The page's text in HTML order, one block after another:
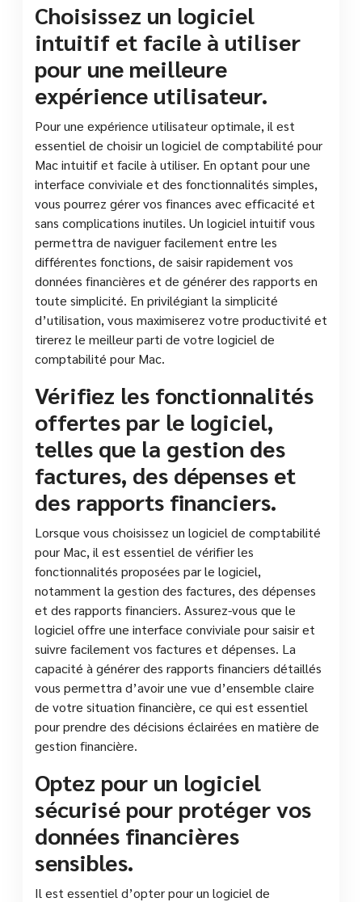
Choisissez un logiciel
intuitif et facile à utiliser
pour une meilleure
expérience utilisateur.
Pour une expérience utilisateur optimale, il est
essentiel de choisir un logiciel de comptabilité pour
Mac intuitif et facile à utiliser. En optant pour une
interface conviviale et des fonctionnalités simples,
vous pourrez gérer vos finances avec efficacité et
sans complications inutiles. Un logiciel intuitif vous
permettra de naviguer facilement entre les
différentes fonctions, de saisir rapidement vos
données financières et de générer des rapports en
toute simplicité. En privilégiant la simplicité
d’utilisation, vous maximiserez votre productivité et
tirerez le meilleur parti de votre logiciel de
comptabilité pour Mac.
Vérifiez les fonctionnalités
offertes par le logiciel,
telles que la gestion des
factures, des dépenses et
des rapports financiers.
Lorsque vous choisissez un logiciel de comptabilité
pour Mac, il est essentiel de vérifier les
fonctionnalités proposées par le logiciel,
notamment la gestion des factures, des dépenses
et des rapports financiers. Assurez-vous que le
logiciel offre une interface conviviale pour saisir et
suivre facilement vos factures et dépenses. La
capacité à générer des rapports financiers détaillés
vous permettra d’avoir une vue d’ensemble claire
de votre situation financière, ce qui est essentiel
pour prendre des décisions éclairées en matière de
gestion financière.
Optez pour un logiciel
sécurisé pour protéger vos
données financières
sensibles.
Il est essentiel d’opter pour un logiciel de